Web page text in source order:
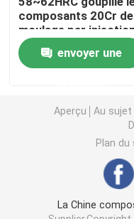
Ressort JIS B5012
boulon d'épaule
Bague de psilosis
moule médian de
écrous et boulons
composants 20Cr de
moulage par injection
envoyer une
Aperçu Au sujet
Plan du
La Chine